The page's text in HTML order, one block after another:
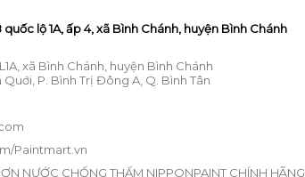
lộ 1A, ấp 4, xã Bình Chánh, huyện Bình Chánh
xã Bình Chánh, huyện Bình Chánh
Quới, P. Bình Trị Đông A, Q. Bình Tân
Paintmart.vn
NƯỚC CHỐNG THẤM NIPPONPAINT CHÍNH HÃNG